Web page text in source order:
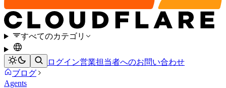
すべてのカテゴリ
ログイン営業担当者へのお問い合わせ
ブログ
Agents